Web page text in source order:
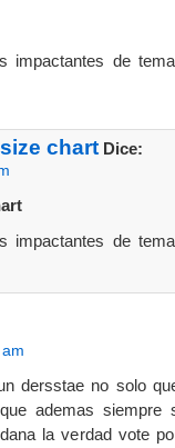
impactantes de
chart Dice:
impactantes de
dersstae no solo
ademas
la verdad vote